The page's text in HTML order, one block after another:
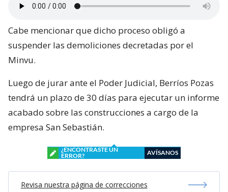
Cabe mencionar que dicho proceso obligó a
suspender las demoliciones decretadas por el
Minvu.
Luego de jurar ante el Poder Judicial, Berríos Pozas
tendrá un plazo de 30 días para ejecutar un informe
acabado sobre las construcciones a cargo de la
empresa San Sebastián.
¿ENCONTRASTE UN
ERROR?
AVÍSANOS
Revisa nuestra página de correcciones